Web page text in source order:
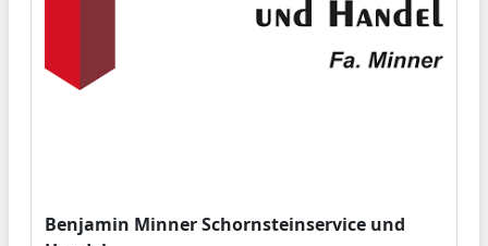
Benjamin Minner Schornsteinservice und